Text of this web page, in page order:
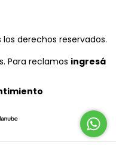
derechos reservados.
Para reclamos ingresá